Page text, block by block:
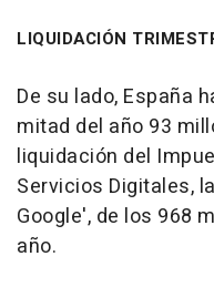
LIQUIDACIÓN
De su lado, España
mitad del año 93
liquidación del
Servicios Digitales,
Google', de los 968
año.